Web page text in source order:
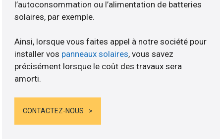
l’autoconsommation ou l’alimentation de batteries
solaires, par exemple.
Ainsi, lorsque vous faites appel à notre société pour
installer vos panneaux solaires, vous savez
précisément lorsque le coût des travaux sera
amorti.
CONTACTEZ-NOUS